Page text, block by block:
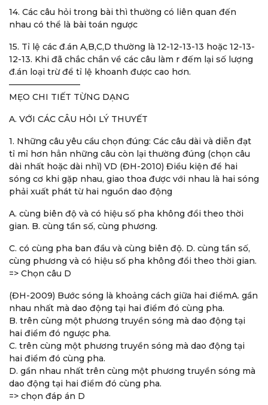
14. Các câu hỏi trong bài thì thường có liên quan đến
nhau có thể là bài toán ngược
15. Tỉ lệ các đ.án A,B,C,D thường là 12-12-13-13 hoặc 12-13-
12-13. Khi đã chắc chắn về các câu làm r đếm lại số lượng
đ.án loại trừ để tỉ lệ khoanh được cao hơn.
————————–
MẸO CHI TIẾT TỪNG DẠNG
A. VỚI CÁC CÂU HỎI LÝ THUYẾT
1. Những câu yêu cầu chọn đúng: Các câu dài và diễn đạt
tỉ mỉ hơn hẳn những câu còn lại thường đúng (chọn câu
dài nhất hoặc dài nhì) VD (ĐH-2010) Điều kiện để hai
sóng cơ khi gặp nhau, giao thoa được với nhau là hai sóng
phải xuất phát từ hai nguồn dao động
A. cùng biên độ và có hiệu số pha không đổi theo thời
gian. B. cùng tần số, cùng phương.
C. có cùng pha ban đầu và cùng biên độ. D. cùng tần số,
cùng phương và có hiệu số pha không đổi theo thời gian.
=> Chọn câu D
(ĐH-2009) Bước sóng là khoảng cách giữa hai điểmA. gần
nhau nhất mà dao động tại hai điểm đó cùng pha.
B. trên cùng một phương truyền sóng mà dao động tại
hai điểm đó ngược pha.
C. trên cùng một phương truyền sóng mà dao động tại
hai điểm đó cùng pha.
D. gần nhau nhất trên cùng một phương truyền sóng mà
dao động tại hai điểm đó cùng pha.
=> chọn đáp án D